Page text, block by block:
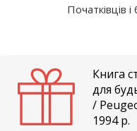
Початківців
Книга
для
/
1994 р.